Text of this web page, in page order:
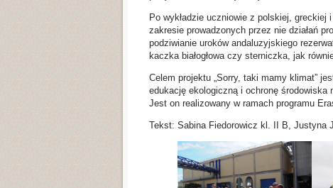
Po wykładzie uczniowie z polskiej, greckiej
zakresie prowadzonych przez nie działań
podziwianie uroków andaluzyjskiego
kaczka białogłowa czy sterniczka, jak
Celem projektu „Sorry, taki mamy klimat”
edukację ekologiczną i ochronę środowiska
Jest on realizowany w ramach programu
Tekst: Sabina Fiedorowicz kl. II B, Justyna